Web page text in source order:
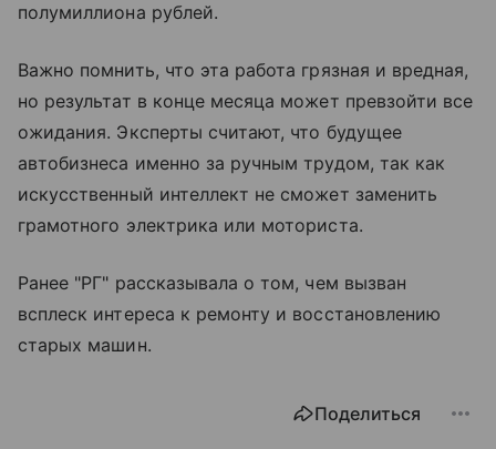
полумиллиона рублей.
Важно помнить, что эта работа грязная и вредная,
но результат в конце месяца может превзойти все
ожидания. Эксперты считают, что будущее
автобизнеса именно за ручным трудом, так как
искусственный интеллект не сможет заменить
грамотного электрика или моториста.
Ранее "РГ" рассказывала о том, чем вызван
всплеск интереса к ремонту и восстановлению
старых машин.
Поделиться